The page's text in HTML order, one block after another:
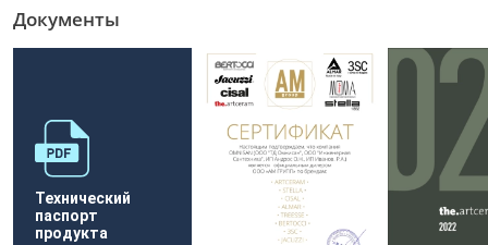
Документы
Технический
паспорт
продукта